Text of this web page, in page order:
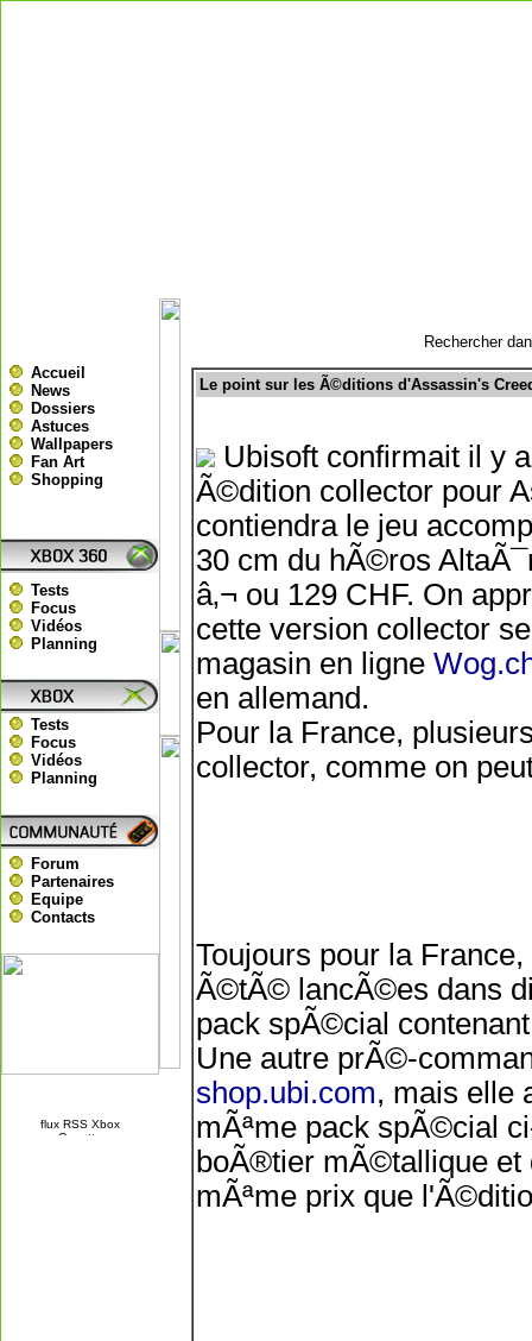
Accueil
News
Dossiers
Astuces
Wallpapers
Fan Art
Shopping
Tests
Focus
Vidéos
Planning
Tests
Focus
Vidéos
Planning
Forum
Partenaires
Equipe
Contacts
Rechercher
Le point sur les Ã©ditions d'Assassin's
Ubisoft confirmait il y
Ã©dition collector pour
contiendra le jeu
30 cm du hÃ©ros
â‚¬ ou 129 CHF. On
cette version collector
magasin en ligne
en allemand.
Pour la France,
collector, comme on
Toujours pour la
Ã©tÃ© lancÃ©es dans
pack spÃ©cial
Une autre prÃ©-
shop.ubi.com, mais elle
mÃªme pack spÃ©cial
boÃ®tier mÃ©tallique et
mÃªme prix que